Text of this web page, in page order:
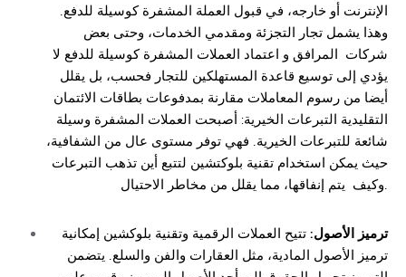
الإنترنت أو خارجه، في قبول العملة المشفرة كوسيلة للدفع.
وهذا يشمل تجار التجزئة ومقدمي الخدمات، وحتى بعض
شركات المرافق و اعتماد العملات المشفرة كوسيلة للدفع لا
يؤدي إلى توسيع قاعدة المستهلكين للتجار فحسب، بل يقلل
أيضا من رسوم المعاملات مقارنة بمدفوعات بطاقات الائتمان
التقليدية التبرعات الخيرية: أصبحت العملات المشفرة وسيلة
شائعة للتبرعات الخيرية. فهي توفر مستوى عال من الشفافية،
حيث يمكن استخدام تقنية بلوكتشين لتتبع أين تذهب التبرعات
وكيفيتم إنفاقها، مما يقلل من مخاطر الاحتيال.
ترميز الأصول: تتيح العملات الرقمية وتقنية بلوكشين إمكانية
ترميز الأصول المادية، مثل العقارات والفن والسلع. يتضمن